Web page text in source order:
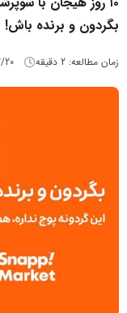
بگردون و برنده باش!
زمان مطالعه: 2 دقیقه 20